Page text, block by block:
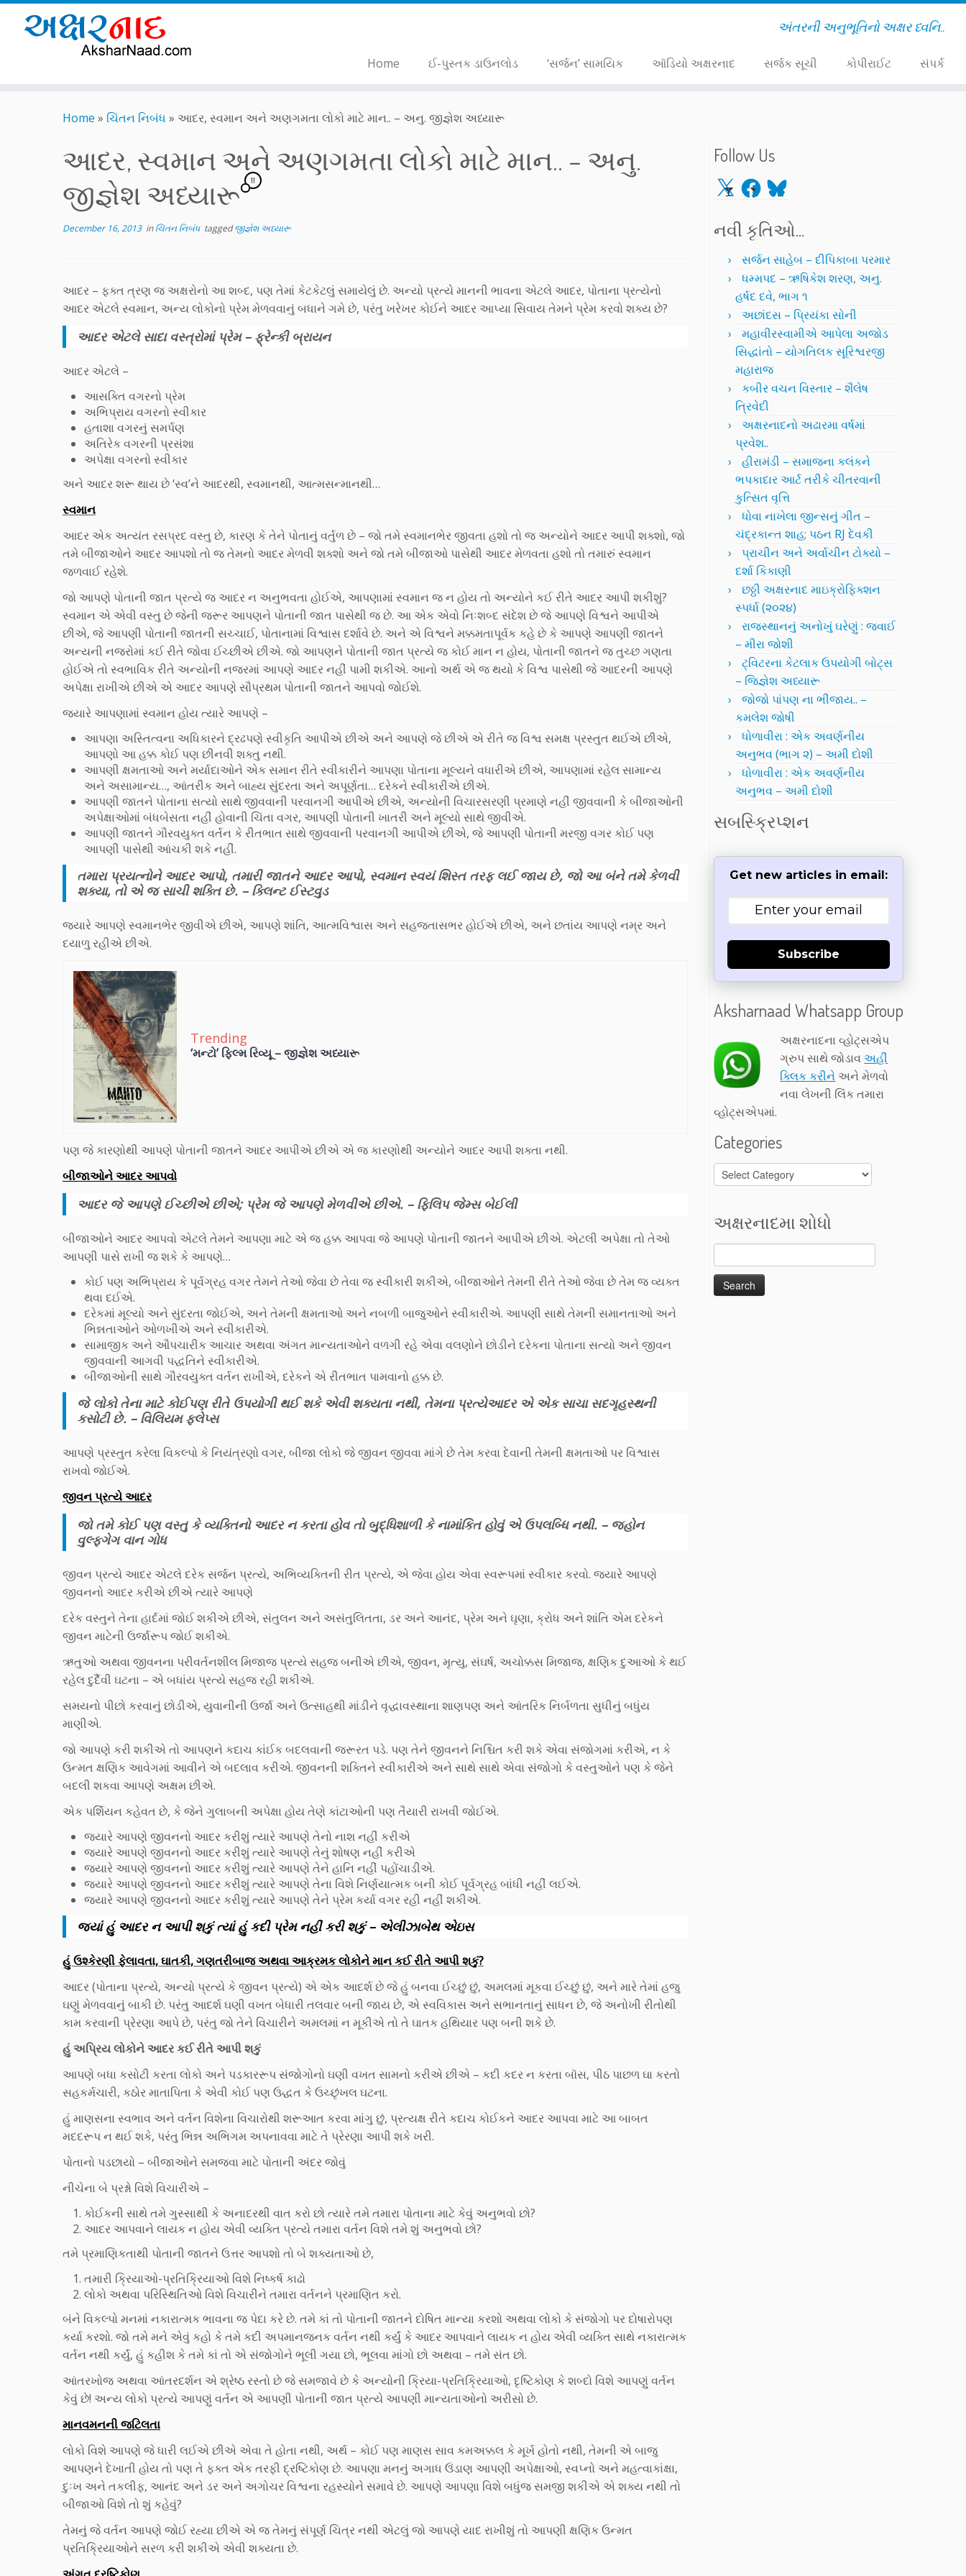
અંતરની અનુભૂતિનો અક્ષર ધ્વનિ..
Home ઈ-પુસ્તક ડાઉનલોડ ‘સર્જન’ સામયિક ઑડિયો અક્ષરનાદ સર્જક સૂચી કોપીરાઈટ સંપર્ક
Home » ચિંતન નિબંધ » આદર, સ્વમાન અને અણગમતા લોકો માટે માન.. – અનુ. જીજ્ઞેશ અધ્યારૂ
આદર, સ્વમાન અને અણગમતા લોકો માટે માન.. – અનુ.
જીજ્ઞેશ અધ્યારૂ 11
December 16, 2013inચિંતન નિબંધ taggedજીજ્ઞેશ અધ્યારૂ
આદર – ફક્ત ત્રણ જ અક્ષરોનો આ શબ્દ, પણ તેમાં કેટકેટલું સમાયેલું છે. અન્યો પ્રત્યે માનની ભાવના એટલે આદર, પોતાના પ્રત્યેનો
આદર એટલે સ્વમાન, અન્ય લોકોનો પ્રેમ મેળવવાનું બધાને ગમે છે, પરંતુ ખરેખર કોઈને આદર આપ્યા સિવાય તેમને પ્રેમ કરવો શક્ય છે?
આદર એટલે સાદા વસ્ત્રોમાં પ્રેમ – ફ્રેન્કી બ્રાયન
આદર એટલે –
આસક્તિ વગરનો પ્રેમ
અભિપ્રાય વગરનો સ્વીકાર
હતાશા વગરનું સમર્પણ
અતિરેક વગરની પ્રસંશા
અપેક્ષા વગરનો સ્વીકાર
અને આદર શરૂ થાય છે ‘સ્વ’ને આદરથી, સ્વમાનથી, આત્મસન્માનથી…
સ્વમાન
આદર એક અત્યંત રસપ્રદ વસ્તુ છે, કારણ કે તેને પોતાનું વર્તુળ છે – જો તમે સ્વમાનભેર જીવતા હશો તો જ અન્યોને આદર આપી શક્શો, જો
તમે બીજાઓને આદર આપશો તો જ તેમનો આદર મેળવી શક્શો અને જો તમે બીજાઓ પાસેથી આદર મેળવતા હશો તો તમારું સ્વમાન
જળવાઈ રહેશે.
જો આપણે પોતાની જાત પ્રત્યે જ આદર ન અનુભવતા હોઈએ, આપણામાં સ્વમાન જ ન હોય તો અન્યોને કઈ રીતે આદર આપી શકીશું?
સ્વમાન એ એવી વસ્તુ છે જેની જરૂર આપણને પોતાની જાત પાસેથી જ છે. આ એક એવો નિઃશબ્દ સંદેશ છે જે આપણે વિશ્વને આપીએ
છીએ, જે આપણી પોતાની જાતની સચ્ચાઈ, પોતાનામાં વિશ્વાસ દર્શાવે છે. અને એ વિશ્વને મક્કમતાપૂર્વક કહે છે કે આપણે આપણી જાતને
અન્યની નજરોમાં કઈ રીતે જોવા ઈચ્છીએ છીએ. જો આપણને પોતાની જાત પ્રત્યે જ કોઈ માન ન હોય, પોતાની જાતને જ તુચ્છ ગણતા
હોઈએ તો સ્વભાવિક રીતે અન્યોની નજરમાં આપણે આદર નહીં પામી શકીએ. આનો અર્થ એ જ થયો કે વિશ્વ પાસેથી જે આદરની આપણે
અપેક્ષા રાખીએ છીએ એ આદર આપણે સૌપ્રથમ પોતાની જાતને આપવો જોઈશે.
જ્યારે આપણામાં સ્વમાન હોય ત્યારે આપણે –
આપણા અસ્તિત્વના અધિકારને દ્રઢપણે સ્વીકૃતિ આપીએ છીએ અને આપણે જે છીએ એ રીતે જ વિશ્વ સમક્ષ પ્રસ્તુત થઈએ છીએ,
આપણો આ હક્ક કોઈ પણ છીનવી શક્તુ નથી.
આપણી ક્ષમતાઓ અને મર્યાદાઓને એક સમાન રીતે સ્વીકારીને આપણા પોતાના મૂલ્યને વધારીએ છીએ, આપણામાં રહેલ સામાન્ય
અને અસામાન્ય…, આંતરીક અને બાહ્ય સુંદરતા અને અપૂર્ણતા… દરેકને સ્વીકારીએ છીએ.
આપણી જાતને પોતાના સત્યો સાથે જીવવાની પરવાનગી આપીએ છીએ, અન્યોની વિચારસરણી પ્રમાણે નહીં જીવવાની કે બીજાઓની
અપેક્ષાઓમાં બંધબેસતા નહીં હોવાની ચિંતા વગર, આપણી પોતાની ખાતરી અને મૂલ્યો સાથે જીવીએ.
આપણી જાતને ગૌરવયુક્ત વર્તન કે રીતભાત સાથે જીવવાની પરવાનગી આપીએ છીએ, જે આપણી પોતાની મરજી વગર કોઈ પણ
આપણી પાસેથી આંચકી શકે નહીં.
તમારા પ્રયત્નોને આદર આપો, તમારી જાતને આદર આપો, સ્વમાન સ્વયં શિસ્ત તરફ લઈ જાય છે, જો આ બંને તમે કેળવી
શક્યા, તો એ જ સાચી શક્તિ છે. – ક્લિન્ટ ઈસ્ટવુડ
જ્યારે આપણે સ્વમાનભેર જીવીએ છીએ, આપણે શાંતિ, આત્મવિશ્વાસ અને સહજતાસભર હોઈએ છીએ, અને છતાંય આપણે નમ્ર અને
દયાળુ રહીએ છીએ.
Trending
‘મન્ટો’ ફિલ્મ રિવ્યૂ – જીજ્ઞેશ અધ્યારૂ
પણ જે કારણોથી આપણે પોતાની જાતને આદર આપીએ છીએ એ જ કારણોથી અન્યોને આદર આપી શક્તા નથી.
બીજાઓને આદર આપવો
આદર જે આપણે ઈચ્છીએ છીએ; પ્રેમ જે આપણે મેળવીએ છીએ. – ફિલિપ જેમ્સ બેઈલી
બીજાઓને આદર આપવો એટલે તેમને આપણા માટે એ જ હક્ક આપવા જે આપણે પોતાની જાતને આપીએ છીએ. એટલી અપેક્ષા તો તેઓ
આપણી પાસે રાખી જ શકે કે આપણે…
કોઈ પણ અભિપ્રાય કે પૂર્વગ્રહ વગર તેમને તેઓ જેવા છે તેવા જ સ્વીકારી શકીએ, બીજાઓને તેમની રીતે તેઓ જેવા છે તેમ જ વ્યક્ત
થવા દઈએ.
દરેકમાં મૂલ્યો અને સુંદરતા જોઈએ, અને તેમની ક્ષમતાઓ અને નબળી બાજુઓને સ્વીકારીએ. આપણી સાથે તેમની સમાનતાઓ અને
ભિન્નતાઓને ઓળખીએ અને સ્વીકારીએ.
સામાજીક અને ઔપચારીક આચાર અથવા અંગત માન્યતાઓને વળગી રહે એવા વલણોને છોડીને દરેકના પોતાના સત્યો અને જીવન
જીવવાની આગવી પદ્ધતિને સ્વીકારીએ.
બીજાઓની સાથે ગૌરવયુક્ત વર્તન રાખીએ, દરેકને એ રીતભાત પામવાનો હક્ક છે.
જે લોકો તેના માટે કોઈપણ રીતે ઉપયોગી થઈ શકે એવી શક્યતા નથી, તેમના પ્રત્યેઆદર એ એક સાચા સદગૃહસ્થની
કસોટી છે. – વિલિયમ ફ્લેપ્સ
આપણે પ્રસ્તુત કરેલા વિકલ્પો કે નિયંત્રણો વગર, બીજા લોકો જે જીવન જીવવા માંગે છે તેમ કરવા દેવાની તેમની ક્ષમતાઓ પર વિશ્વાસ
રાખવો જોઈએ.
જીવન પ્રત્યે આદર
જો તમે કોઈ પણ વસ્તુ કે વ્યક્તિનો આદર ન કરતા હોવ તો બુદ્ધિશાળી કે નામાંકિત હોવું એ ઉપલબ્ધિ નથી. – જ્હોન
વુલ્ફગેગ વાન ગોધ
જીવન પ્રત્યે આદર એટલે દરેક સર્જન પ્રત્યે, અભિવ્યક્તિની રીત પ્રત્યે, એ જેવા હોય એવા સ્વરૂપમાં સ્વીકાર કરવો. જ્યારે આપણે
જીવનનો આદર કરીએ છીએ ત્યારે આપણે
દરેક વસ્તુને તેના હાર્દમાં જોઈ શકીએ છીએ, સંતુલન અને અસંતુલિતતા, ડર અને આનંદ, પ્રેમ અને ઘૃણા, ક્રોધ અને શાંતિ એમ દરેકને
જીવન માટેની ઉર્જારૂપ જોઈ શકીએ.
ઋતુઓ અથવા જીવનના પરીવર્તનશીલ મિજાજ પ્રત્યે સહજ બનીએ છીએ, જીવન, મૃત્યુ, સંઘર્ષ, અચોક્કસ મિજાજ, ક્ષણિક દુઆઓ કે થઈ
રહેલ દુર્દૈવી ઘટના – એ બધાંય પ્રત્યે સહજ રહી શકીએ.
સમયનો પીછો કરવાનું છોડીએ, યુવાનીની ઉર્જા અને ઉત્સાહથી માંડીને વૃદ્ધાવસ્થાના શાણપણ અને આંતરિક નિર્બળતા સુધીનું બધુંય
માણીએ.
જો આપણે કરી શકીએ તો આપણને કદાચ કાંઈક બદલવાની જરૂરત પડે. પણ તેને જીવનને નિશ્ચિત કરી શકે એવા સંજોગમાં કરીએ, ન કે
ઉન્મત ક્ષણિક આવેગમાં આવીને એ બદલાવ કરીએ. જીવનની શક્તિને સ્વીકારીએ અને સાથે સાથે એવા સંજોગો કે વસ્તુઓને પણ કે જેને
બદલી શકવા આપણે અક્ષમ છીએ.
એક પર્શિયન કહેવત છે, કે જેને ગુલાબની અપેક્ષા હોય તેણે કાંટાઓની પણ તૈયારી રાખવી જોઈએ.
જ્યારે આપણે જીવનનો આદર કરીશું ત્યારે આપણે તેનો નાશ નહીં કરીએ
જ્યારે આપણે જીવનનો આદર કરીશું ત્યારે આપણે તેનું શોષણ નહીં કરીએ
જ્યારે આપણે જીવનનો આદર કરીશું ત્યારે આપણે તેને હાનિ નહીં પહોંચાડીએ.
જ્યારે આપણે જીવનનો આદર કરીશું ત્યારે આપણે તેના વિશે નિર્ણયાત્મક બની કોઈ પૂર્વગ્રહ બાંધી નહીં લઈએ.
જ્યારે આપણે જીવનનો આદર કરીશું ત્યારે આપણે તેને પ્રેમ કર્યા વગર રહી નહીં શકીએ.
જ્યાં હું આદર ન આપી શકું ત્યાં હું કદી પ્રેમ નહીં કરી શકું – એલીઝાબેથ એઇસ
હું ઉશ્કેરણી ફેલાવતા, ઘાતકી, ગણતરીબાજ અથવા આક્રમક લોકોને માન કઈ રીતે આપી શકું?
આદર (પોતાના પ્રત્યે, અન્યો પ્રત્યે કે જીવન પ્રત્યે) એ એક આદર્શ છે જે હું બનવા ઈચ્છું છું, અમલમાં મૂકવા ઈચ્છું છું, અને મારે તેમાં હજુ
ઘણું મેળવવાનું બાકી છે. પરંતુ આદર્શ ઘણી વખત બેધારી તલવાર બની જાય છે, એ સ્વવિકાસ અને સભાનતાનું સાધન છે, જે અનોખી રીતોથી
કામ કરવાની પ્રેરણા આપે છે, પરંતુ જો તેને વિચારીને અમલમાં ન મૂકીએ તો તે ઘાતક હથિયાર પણ બની શકે છે.
હું અપ્રિય લોકોને આદર કઈ રીતે આપી શકું
આપણે બધા કસોટી કરતા લોકો અને પડકારરૂપ સંજોગોનો ઘણી વખત સામનો કરીએ છીએ – કદી કદર ન કરતા બૉસ, પીઠ પાછળ ઘા કરતો
સહકર્મચારી, કઠોર માતાપિતા કે એવી કોઈ પણ ઉદ્ધત કે ઉચ્છૃંખલ ઘટના.
હું માણસના સ્વભાવ અને વર્તન વિશેના વિચારોથી શરૂઆત કરવા માંગુ છું, પ્રત્યક્ષ રીતે કદાચ કોઈકને આદર આપવા માટે આ બાબત
મદદરૂપ ન થઈ શકે, પરંતુ ભિન્ન અભિગમ અપનાવવા માટે તે પ્રેરણા આપી શકે ખરી.
પોતાનો પડછાયો – બીજાઓને સમજવા માટે પોતાની અંદર જોવું
નીચેના બે પ્રશ્નો વિશે વિચારીએ –
કોઈકની સાથે તમે ગુસ્સાથી કે અનાદરથી વાત કરો છો ત્યારે તમે તમારા પોતાના માટે કેવું અનુભવો છો?
આદર આપવાને લાયક ન હોય એવી વ્યક્તિ પ્રત્યે તમારા વર્તન વિશે તમે શું અનુભવો છો?
તમે પ્રમાણિકતાથી પોતાની જાતને ઉત્તર આપશો તો બે શક્યતાઓ છે,
તમારી ક્રિયાઓ-પ્રતિક્રિયાઓ વિશે નિષ્કર્ષ કાઢો
લોકો અથવા પરિસ્થિતિઓ વિશે વિચારીને તમારા વર્તનને પ્રમાણિત કરો.
બંને વિકલ્પો મનમાં નકારાત્મક ભાવના જ પેદા કરે છે. તમે કાં તો પોતાની જાતને દોષિત માન્યા કરશો અથવા લોકો કે સંજોગો પર દોષારોપણ
કર્યા કરશો. જો તમે મને એવું કહો કે તમે કદી અપમાનજનક વર્તન નથી કર્યું કે આદર આપવાને લાયક ન હોય એવી વ્યક્તિ સાથે નકારાત્મક
વર્તન નથી કર્યું, હું કહીશ કે તમે કાં તો એ સંજોગોને ભૂલી ગયા છો, ભૂલવા માંગો છો અથવા – તમે સંત છો.
આંતરખોજ અથવા આંતરદર્શન એ શ્રેષ્ઠ રસ્તો છે જે સમજાવે છે કે અન્યોની ક્રિયા-પ્રતિક્રિયાઓ, દૃષ્ટિકોણ કે શબ્દો વિશે આપણું વર્તન
કેવું છે! અન્ય લોકો પ્રત્યે આપણું વર્તન એ આપણી પોતાની જાત પ્રત્યે આપણી માન્યતાઓનો અરીસો છે.
માનવમનની જટિલતા
લોકો વિશે આપણે જે ધારી લઈએ છીએ એવા તે હોતા નથી, અર્થ – કોઈ પણ માણસ સાવ કમઅક્કલ કે મૂર્ખ હોતો નથી, તેમની એ બાજુ
આપણને દેખાતી હોય તો પણ તે ફક્ત એક તરફી દ્રષ્ટિકોણ છે. આપણા મનનું અગાધ ઉંડાણ આપણી અપેક્ષાઓ, સ્વપ્નો અને મહત્વાકાંક્ષા,
દુઃખ અને તકલીફ, આનંદ અને ડર અને અગોચર વિશ્વના રહસ્યોને સમાવે છે. આપણે આપણા વિશે બધુંજ સમજી શકીએ એ શક્ય નથી તો
બીજાઓ વિશે તો શું કહેવું?
તેમનું જે વર્તન આપણે જોઈ રહ્યા છીએ એ જ તેમનું સંપૂર્ણ ચિત્ર નથી એટલું જો આપણે યાદ રાખીશું તો આપણી ક્ષણિક ઉન્મત
પ્રતિક્રિયાઓને સરળ કરી શકીએ એવી શક્યતા છે.
Follow Us
X Facebook
Bluesky
નવી કૃતિઓ…
સર્જન સાહેબ – દીપિકાબા પરમાર
ધમ્મપદ – ઋષિકેશ શરણ, અનુ.
હર્ષદ દવે, ભાગ ૧
અછાંદસ – પ્રિયંકા સોની
મહાવીરસ્વામીએ આપેલા અજોડ
સિદ્ધાંતો – યોગતિલક સૂરિશ્વરજી
મહારાજ
કબીર વચન વિસ્તાર – શૈલેષ
ત્રિવેદી
અક્ષરનાદનો અઢારમા વર્ષમાં
પ્રવેશ..
હીરામંડી – સમાજના કલંકને
ભપકાદાર આર્ટ તરીકે ચીતરવાની
કુત્સિત વૃત્તિ
ધોવા નાખેલા જીન્સનું ગીત –
ચંદ્રકાન્ત શાહ; પઠન RJ દેવકી
પ્રાચીન અને અર્વાચીન ટોક્યો –
દર્શા કિકાણી
છઠ્ઠી અક્ષરનાદ માઇક્રોફિક્શન
સ્પર્ધા (૨૦૨૪)
રાજસ્થાનનું અનોખું ઘરેણું : જવાઈ
– મીરા જોશી
ટ્વિટરના કેટલાક ઉપયોગી બોટ્સ
– જિજ્ઞેશ અધ્યારૂ
જોજો પાંપણ ના ભીંજાય.. –
કમલેશ જોષી
ધોળાવીરા : એક અવર્ણનીય
અનુભવ (ભાગ ૨) – અમી દોશી
ધોળાવીરા : એક અવર્ણનીય
અનુભવ – અમી દોશી
સબસ્ક્રિપ્શન
Get new articles in email:
Subscribe
Aksharnaad Whatsapp Group
અક્ષરનાદના વ્હોટ્સએપ
ગ્રુપ સાથે જોડાવઅહીં
ક્લિક કરીને અને મેળવો
નવા લેખની લિંક તમારા
વ્હોટ્સએપમાં.
Categories
Categories
અક્ષરનાદમા શોધો